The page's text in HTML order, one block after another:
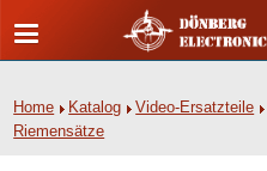
Home Katalog Video-Ersatzteile
Riemensätze